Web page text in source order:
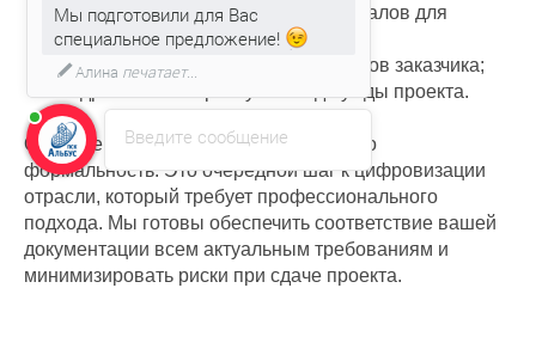
консультации по подготовке материалов для
экспертизы;
цифровизацию внутренних процессов заказчика;
внедрение и настройку ПО под нужды проекта.
Обновления Минстроя — это не просто
формальность. Это очередной шаг к цифровизации
отрасли, который требует профессионального
подхода. Мы готовы обеспечить соответствие вашей
документации всем актуальным требованиям и
минимизировать риски при сдаче проекта.
Введите сообщение
Мы подготовили для Вас
специальное предложение!
Алина печатает...